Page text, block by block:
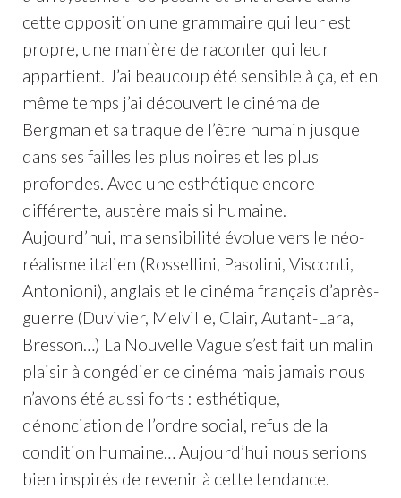
cette opposition une grammaire qui leur est
propre, une manière de raconter qui leur
appartient. J’ai beaucoup été sensible à ça, et en
même temps j’ai découvert le cinéma de
Bergman et sa traque de l’être humain jusque
dans ses failles les plus noires et les plus
profondes. Avec une esthétique encore
différente, austère mais si humaine.
Aujourd’hui, ma sensibilité évolue vers le néo-
réalisme italien (Rossellini, Pasolini, Visconti,
Antonioni), anglais et le cinéma français d’après-
guerre (Duvivier, Melville, Clair, Autant-Lara,
Bresson…) La Nouvelle Vague s’est fait un malin
plaisir à congédier ce cinéma mais jamais nous
n’avons été aussi forts : esthétique,
dénonciation de l’ordre social, refus de la
condition humaine… Aujourd’hui nous serions
bien inspirés de revenir à cette tendance.